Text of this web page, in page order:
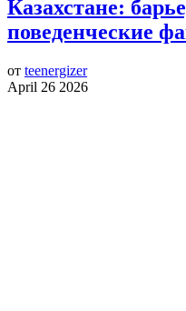
Казахстане:
поведенческие
от teenergizer
April 26 2026